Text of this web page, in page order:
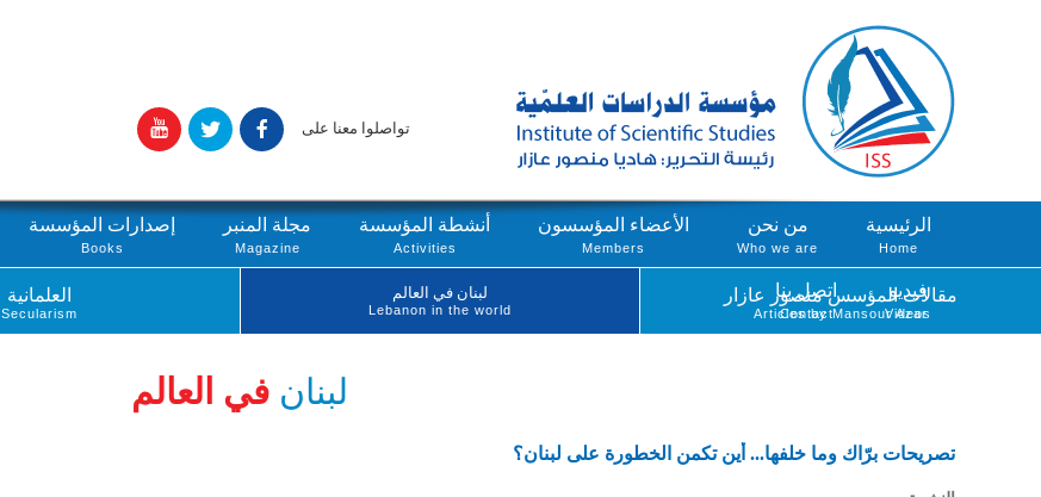
تواصلوا معنا على
الرئيسية
Home
من نحن
Who we are
الأعضاء المؤسسون
Members
أنشطة المؤسسة
Activities
مجلة المنبر
Magazine
إصدارات المؤسسة
Books
فيديو
Videos
اتصل بنا
Contact
مقالات المؤسس منصور عازار
Articles by Mansour Azar
لبنان في العالم
Lebanon in the world
العلمانية
Secularism
لبنان في العالم
تصريحات برّاك وما خلفها... أين تكمن الخطورة على لبنان؟